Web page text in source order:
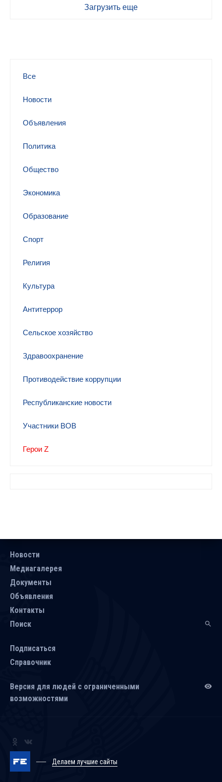
Загрузить еще
Все
Новости
Объявления
Политика
Общество
Экономика
Образование
Спорт
Религия
Культура
Антитеррор
Сельское хозяйство
Здравоохранение
Противодействие коррупции
Республиканские новости
Участники ВОВ
Герои Z
Новости
Медиагалерея
Документы
Объявления
Контакты
Поиск
Подписаться
Справочник
Версия для людей с ограниченными
возможностями
Делаем лучшие сайты